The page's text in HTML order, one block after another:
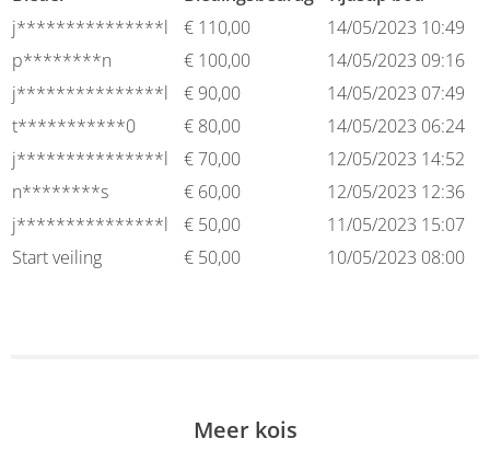
j***************l
€ 110,00
14/05/2023 10:49
p********n
€ 100,00
14/05/2023 09:16
j***************l
€ 90,00
14/05/2023 07:49
t***********0
€ 80,00
14/05/2023 06:24
j***************l
€ 70,00
12/05/2023 14:52
n********s
€ 60,00
12/05/2023 12:36
j***************l
€ 50,00
11/05/2023 15:07
Start veiling
€ 50,00 10/05/2023 08:00
Meer kois